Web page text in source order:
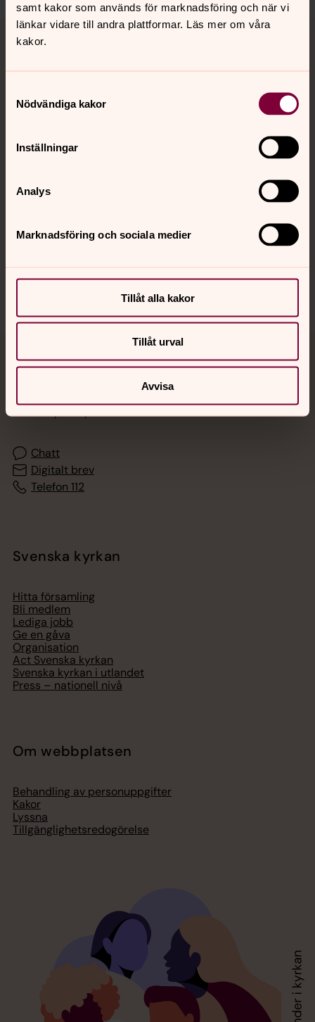
samt kakor som används för marknadsföring och när vi
länkar vidare till andra plattformar. Läs mer om våra
kakor.
Nödvändiga kakor
Inställningar
Analys
Marknadsföring och sociala medier
Tillåt alla kakor
Tillåt urval
Avvisa
Tillbaka till toppen
Tillbaka till innehållet
Kontakt
Kalender
Hitta snabbt
Jourhavande präst
med en präst på kvällar och nätter.
Chatt
Digitalt brev
Telefon 112
Svenska kyrkan
Hitta församling
Bli medlem
Lediga jobb
Ge en gåva
Organisation
Act Svenska kyrkan
Svenska kyrkan i utlandet
Press – nationell nivå
Om webbplatsen
Behandling av personuppgifter
Kakor
Lyssna
Tillgänglighetsredogörelse